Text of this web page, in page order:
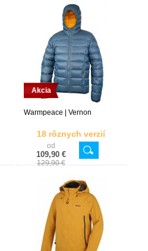
Akcia
Warmpeace | Vernon
18 rôznych verzií
od
109,90 €
129,90 €